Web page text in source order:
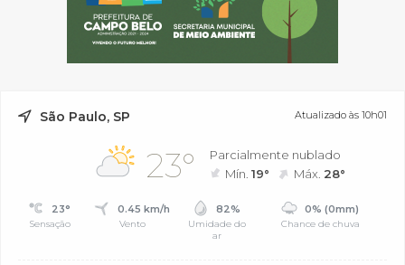
São Paulo, SP Atualizado às 10h01
23°
Parcialmente nublado
Mín.19° Máx. 28°
23°
Sensação
0.45 km/h
Vento
82%
Umidade do
ar
0% (0mm)
Chance de chuva